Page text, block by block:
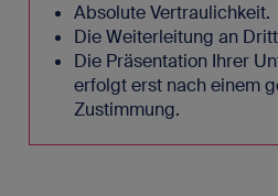
Absolute Vertraulichkeit.
Die Weiterleitung an
Die Präsentation Ihrer
erfolgt erst nach einem
Zustimmung.